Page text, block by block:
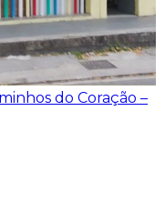
do Coração –